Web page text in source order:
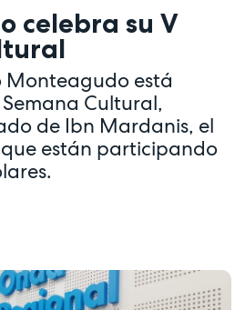
celebra su V
Monteagudo está
Cultural,
de Ibn Mardanis, el
que están participando